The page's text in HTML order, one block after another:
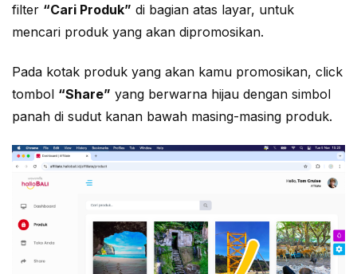
filter “Cari Produk” di bagian atas layar, untuk
mencari produk yang akan dipromosikan.
Pada kotak produk yang akan kamu promosikan, click
tombol “Share” yang berwarna hijau dengan simbol
panah di sudut kanan bawah masing-masing produk.